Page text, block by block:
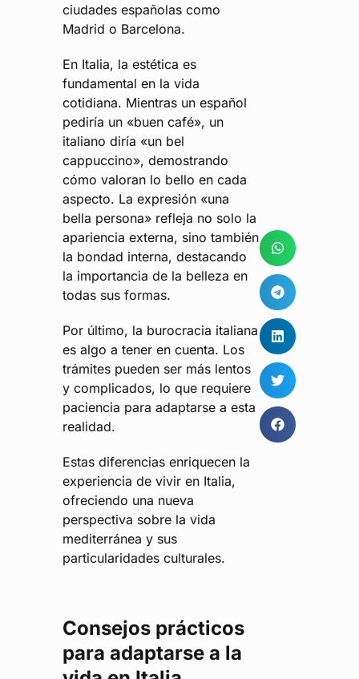
ciudades españolas como
Madrid o Barcelona​.
En Italia, la estética es
fundamental en la vida
cotidiana. Mientras un español
pediría un «buen café», un
italiano diría «un bel
cappuccino», demostrando
cómo valoran lo bello en cada
aspecto. La expresión «una
bella persona» refleja no solo la
apariencia externa, sino también
la bondad interna, destacando
la importancia de la belleza en
todas sus formas.
Por último, la burocracia italiana
es algo a tener en cuenta. Los
trámites pueden ser más lentos
y complicados, lo que requiere
paciencia para adaptarse a esta
realidad.
Estas diferencias enriquecen la
experiencia de vivir en Italia,
ofreciendo una nueva
perspectiva sobre la vida
mediterránea y sus
particularidades culturales.
Consejos prácticos
para adaptarse a la